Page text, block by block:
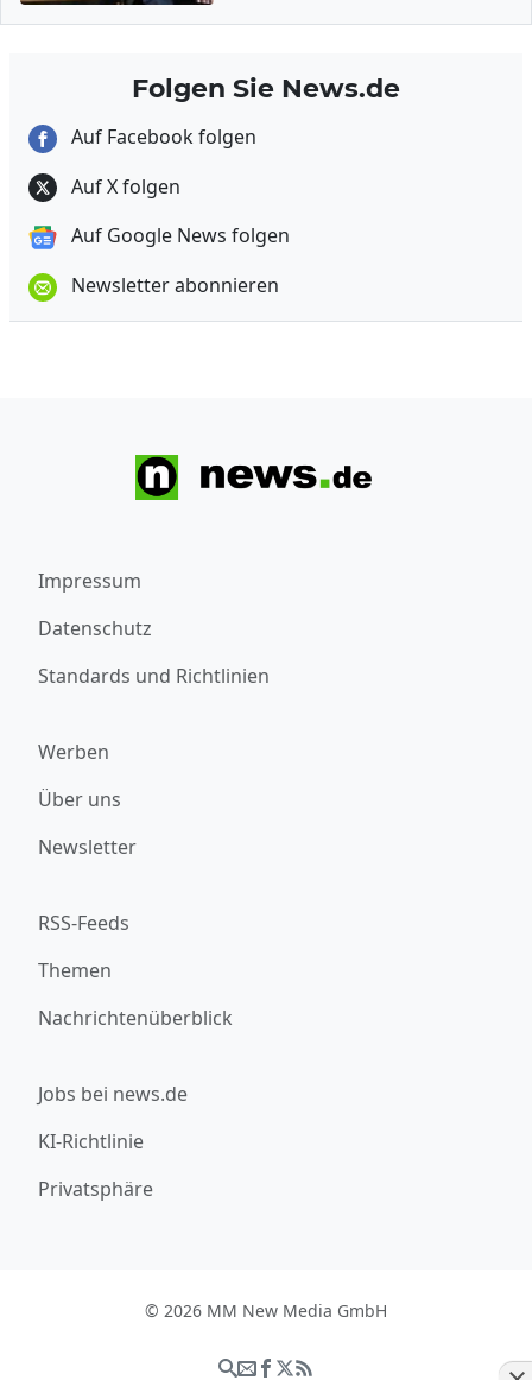
Folgen Sie News.de
Auf Facebook folgen
Auf X folgen
Auf Google News folgen
Newsletter abonnieren
Impressum
Datenschutz
Standards und Richtlinien
Werben
Über uns
Newsletter
RSS-Feeds
Themen
Nachrichtenüberblick
Jobs bei news.de
KI-Richtlinie
Privatsphäre
© 2026 MM New Media GmbH